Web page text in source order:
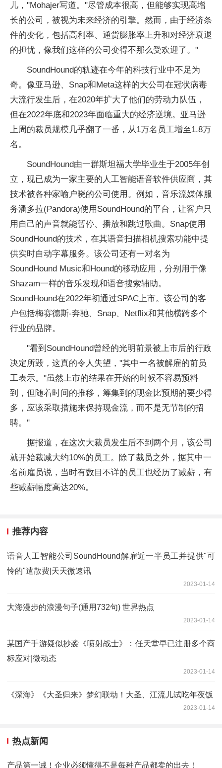
儿，"Mohajer写道。"尽管成本很高，但能够实现高增
长的公司，被视为未来经济的引擎。然而，由于经济条
件的变化，包括高利率、通货膨胀率上升和对经济衰退
的担忧，像我们这样的公司变得不那么受欢迎了。"
SoundHound的轨迹在今年的科技行业中不足为
奇。像亚马逊、Snap和Meta这样的大公司在冠状病毒
大流行发生后，在2020年扩大了他们的劳动力队伍，
但在2022年底和2023年面临重大的经济逆境。亚马逊
上周的裁员规模几乎翻了一番，从1万名员工增至1.8万
名。
SoundHound由一群斯坦福大学毕业生于2005年创
立，现已成为一家主要的人工智能语音软件供应商，其
技术被各种家喻户晓的公司使用。例如，音乐流媒体服
务潘多拉(Pandora)使用SoundHound的平台，让客户只
用自己的声音就能暂停、播放和跳过歌曲。Snap使用
SoundHound的技术，在其语音扫描相机搜索功能中提
供实时自动字幕服务。该公司还有一对名为
SoundHound Music和Hound的移动应用，分别用于像
Shazam一样的音乐发现和语音搜索辅助。
SoundHound在2022年初通过SPAC上市。该公司的客
户包括梅赛德斯-奔驰、Snap、Netflix和其他横跨多个
行业的品牌。
"看到SoundHound曾经的光明前景被上市后的行政
决定所毁，这真的令人失望，"其中一名被解雇的前员
工表示。"虽然上市的结果在开始的时候不容易预料
到，但随着时间的推移，筹集到的现金比预期的要少得
多，应该采取措施来保持现金流，而不是无节制的招
聘。"
据报道，在这次大裁员发生后不到两个月，该公司
就开始裁减大约10%的员工。除了裁员之外，据其中一
名前雇员说，当时有数目不详的员工也经历了减薪，有
些减薪幅度高达20%。
推荐内容
语音人工智能公司SoundHound解雇近一半员工并提供"可
怜的"遣散费|天天微速讯
2023-01-14
大海漫步的浪漫句子(通用732句) 世界热点
2023-01-14
某国产手游疑似抄袭《喷射战士》：任天堂早已注册多个商
标应对|微动态
2023-01-14
《深海》《大圣归来》梦幻联动！大圣、江流儿试吃年夜饭
2023-01-14
热点新闻
产品第一诫！企业必须懂得不是每种产品都卖的出去！